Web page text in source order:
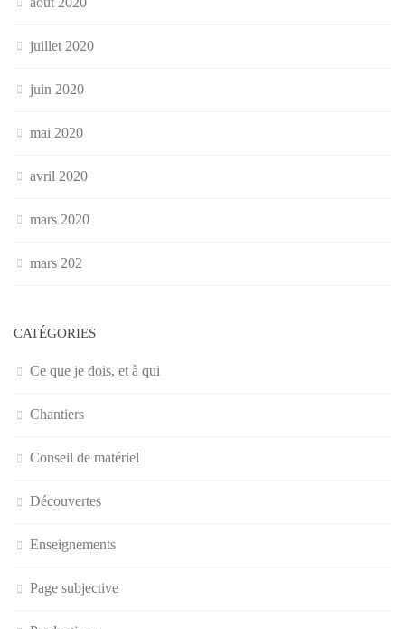
juillet 2020
juin 2020
mai 2020
avril 2020
mars 2020
mars 202
CATÉGORIES
Ce que je dois, et à qui
Chantiers
Conseil de matériel
Découvertes
Enseignements
Page subjective